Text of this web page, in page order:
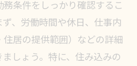
条件をしっかり確認するこ
、労働時間や休日、仕事内
居の提供範囲）などの詳細
しょう。特に、住み込みの